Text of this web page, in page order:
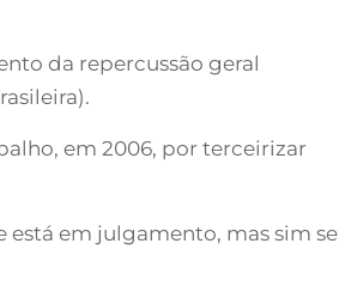
da repercussão geral
em 2006, por terceirizar
está em julgamento, mas sim se